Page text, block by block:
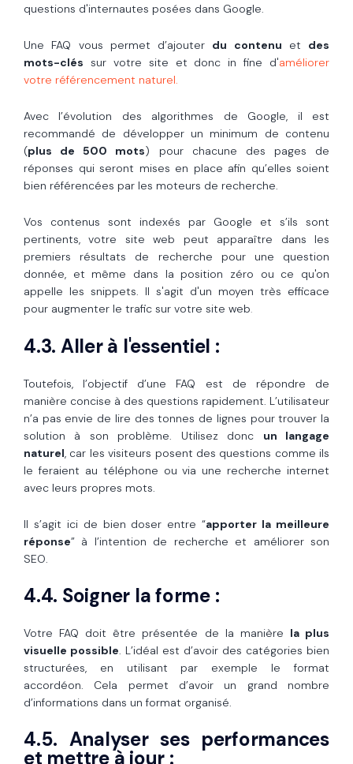
questions d'internautes posées dans Google.
Une FAQ vous permet d’ajouter du contenu et des
mots-clés sur votre site et donc in fine d'améliorer
votre référencement naturel.
Avec l’évolution des algorithmes de Google, il est
recommandé de développer un minimum de contenu
(plus de 500 mots) pour chacune des pages de
réponses qui seront mises en place afin qu’elles soient
bien référencées par les moteurs de recherche.
Vos contenus sont indexés par Google et s’ils sont
pertinents, votre site web peut apparaître dans les
premiers résultats de recherche pour une question
donnée, et même dans la position zéro ou ce qu'on
appelle les snippets. Il s'agit d'un moyen très efficace
pour augmenter le trafic sur votre site web.
4.3. Aller à l'essentiel :
Toutefois, l’objectif d’une FAQ est de répondre de
manière concise à des questions rapidement. L’utilisateur
n’a pas envie de lire des tonnes de lignes pour trouver la
solution à son problème. Utilisez donc un langage
naturel , car les visiteurs posent des questions comme ils
le feraient au téléphone ou via une recherche internet
avec leurs propres mots.
Il s’agit ici de bien doser entre “apporter la meilleure
réponse” à l’intention de recherche et améliorer son
SEO.
4.4. Soigner la forme :
Votre FAQ doit être présentée de la manière la plus
visuelle possible . L’idéal est d’avoir des catégories bien
structurées, en utilisant par exemple le format
accordéon. Cela permet d’avoir un grand nombre
d’informations dans un format organisé.
4.5. Analyser ses performances
et mettre à jour :